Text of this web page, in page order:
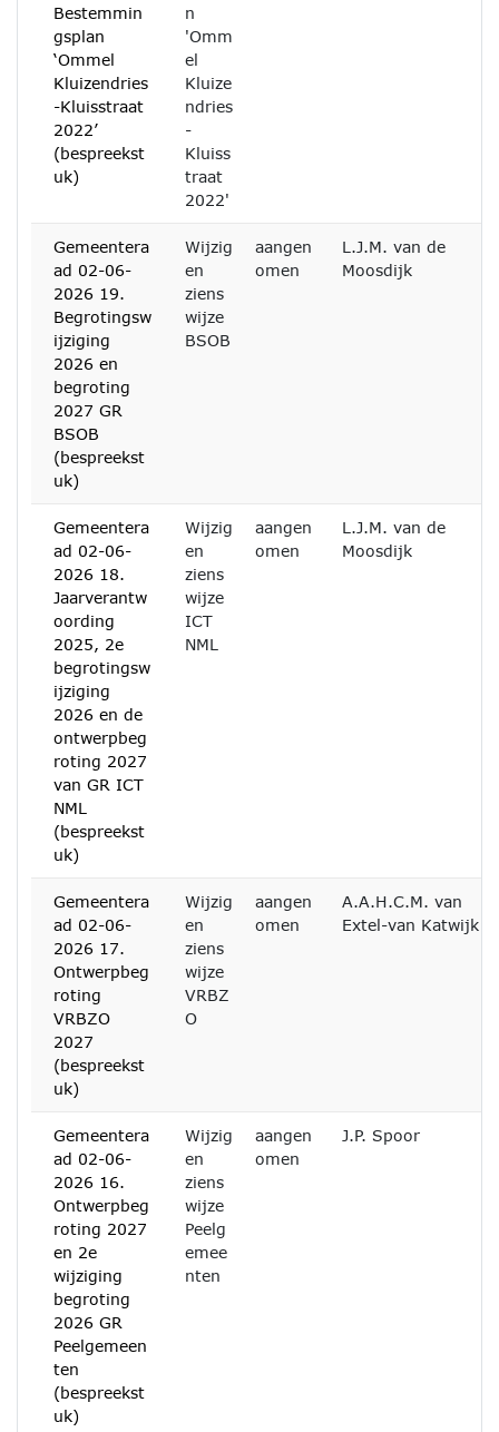
Bestemmin
gsplan
‘Ommel
Kluizendries
-Kluisstraat
2022’
(bespreekst
uk)
n
'Omm
el
Kluize
ndries
-
Kluiss
traat
2022'
Gemeentera
ad 02-06-
2026 19.
Begrotingsw
ijziging
2026 en
begroting
2027 GR
BSOB
(bespreekst
uk)
Wijzig
en
ziens
wijze
BSOB
aangen
omen
L.J.M. van de
Moosdijk
Gemeentera
ad 02-06-
2026 18.
Jaarverantw
oording
2025, 2e
begrotingsw
ijziging
2026 en de
ontwerpbeg
roting 2027
van GR ICT
NML
(bespreekst
uk)
Wijzig
en
ziens
wijze
ICT
NML
aangen
omen
L.J.M. van de
Moosdijk
Gemeentera
ad 02-06-
2026 17.
Ontwerpbeg
roting
VRBZO
2027
(bespreekst
uk)
Wijzig
en
ziens
wijze
VRBZ
O
aangen
omen
A.A.H.C.M. van
Extel-van Katwijk
Gemeentera
ad 02-06-
2026 16.
Ontwerpbeg
roting 2027
en 2e
wijziging
begroting
2026 GR
Peelgemeen
ten
(bespreekst
uk)
Wijzig
en
ziens
wijze
Peelg
emee
nten
aangen
omen
J.P. Spoor